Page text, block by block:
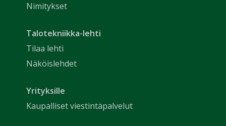
Nimitykset
Talotekniikka-lehti
Tilaa lehti
Näköislehdet
Yrityksille
Kaupalliset viestintäpalvelut